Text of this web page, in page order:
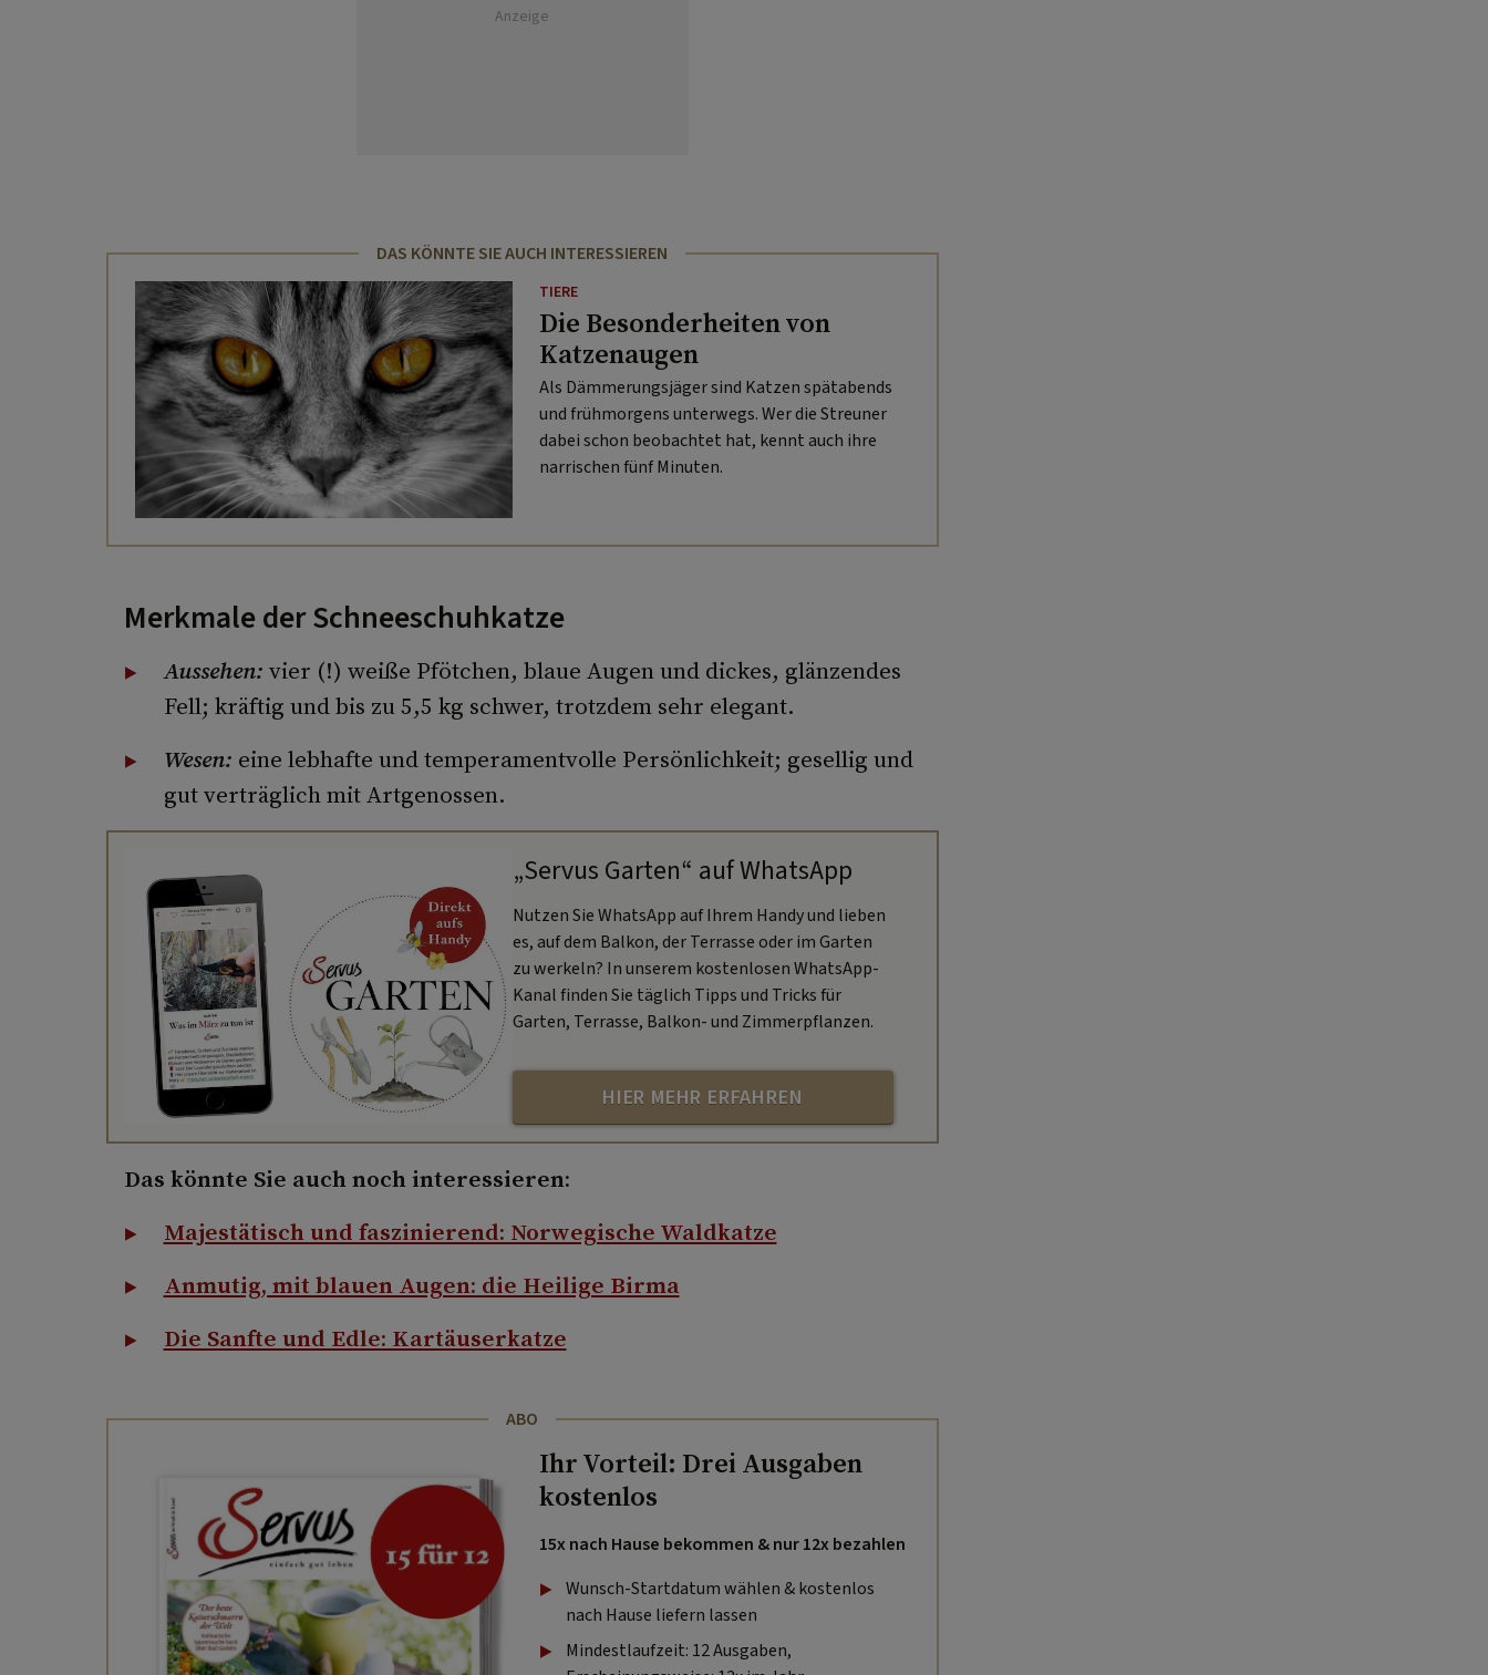
Anzeige
DAS KÖNNTE SIE AUCH INTERESSIEREN
TIERE
Die Besonderheiten von
Katzenaugen
Als Dämmerungsjäger sind Katzen spätabends
und frühmorgens unterwegs. Wer die Streuner
dabei schon beobachtet hat, kennt auch ihre
narrischen fünf Minuten.
Merkmale der Schneeschuhkatze
Aussehen: vier (!) weiße Pfötchen, blaue Augen und dickes, glänzendes
Fell; kräftig und bis zu 5,5 kg schwer, trotzdem sehr elegant.
Wesen: eine lebhafte und temperamentvolle Persönlichkeit; gesellig und
gut verträglich mit Artgenossen.
„Servus Garten“ auf WhatsApp
Nutzen Sie WhatsApp auf Ihrem Handy und lieben
es, auf dem Balkon, der Terrasse oder im Garten
zu werkeln? In unserem kostenlosen WhatsApp-
Kanal finden Sie täglich Tipps und Tricks für
Garten, Terrasse, Balkon- und Zimmerpflanzen.
HIER MEHR ERFAHREN
Das könnte Sie auch noch interessieren:
Majestätisch und faszinierend: Norwegische Waldkatze
Anmutig, mit blauen Augen: die Heilige Birma
Die Sanfte und Edle: Kartäuserkatze
ABO
Ihr Vorteil: Drei Ausgaben
kostenlos
15x nach Hause bekommen & nur 12x bezahlen
Wunsch-Startdatum wählen & kostenlos
nach Hause liefern lassen
Mindestlaufzeit: 12 Ausgaben,